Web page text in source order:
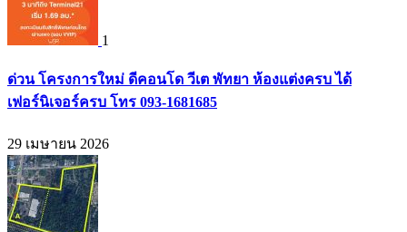
1
ด่วน โครงการใหม่ ดีคอนโด วีเต พัทยา ห้องแต่งครบ ได้
เฟอร์นิเจอร์ครบ โทร 093-1681685
29 เมษายน 2026